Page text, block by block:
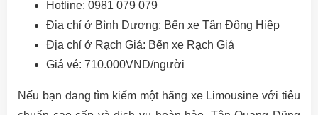
Hotline: 0981 079 079
Địa chỉ ở Bình Dương: Bến xe Tân Đông Hiệp
Địa chỉ ở Rạch Giá: Bến xe Rạch Giá
Giá vé: 710.000VND/người
Nếu bạn đang tìm kiếm một hãng xe Limousine với tiêu